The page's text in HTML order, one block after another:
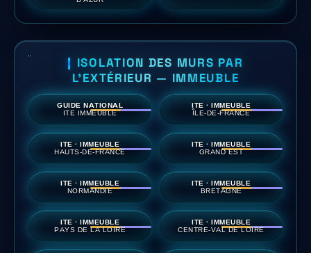
ISOLATION DES MURS PAR
L'EXTÉRIEUR — IMMEUBLE
GUIDE NATIONAL
ITE IMMEUBLE
ITE · IMMEUBLE
ÎLE-DE-FRANCE
ITE · IMMEUBLE
HAUTS-DE-FRANCE
ITE · IMMEUBLE
GRAND EST
ITE · IMMEUBLE
NORMANDIE
ITE · IMMEUBLE
BRETAGNE
ITE · IMMEUBLE
PAYS DE LA LOIRE
ITE · IMMEUBLE
CENTRE-VAL DE LOIRE